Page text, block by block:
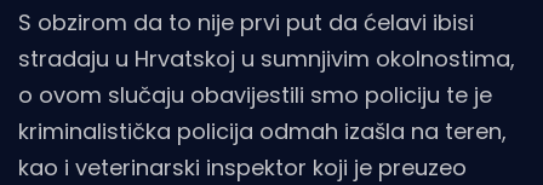
S obzirom da to nije prvi put da ćelavi ibisi
stradaju u Hrvatskoj u sumnjivim okolnostima,
o ovom slučaju obavijestili smo policiju te je
kriminalistička policija odmah izašla na teren,
kao i veterinarski inspektor koji je preuzeo